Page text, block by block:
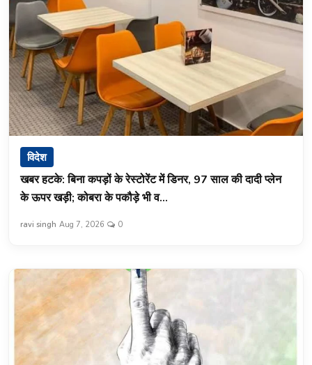
विदेश
खबर हटके: बिना कपड़ों के रेस्टोरेंट में डिनर, 97 साल की दादी प्लेन
के ऊपर खड़ी; कोबरा के पकौड़े भी व...
ravi singh Aug 7, 2026 0